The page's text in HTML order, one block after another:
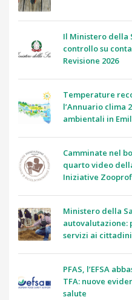
Il Ministero della
controllo su
Revisione 2026
Temperature
l’Annuario clima
ambientali in
Camminate nel
quarto video
Iniziative
Ministero della
autovalutazione:
servizi ai cittadini
PFAS, l’EFSA
TFA: nuove
salute